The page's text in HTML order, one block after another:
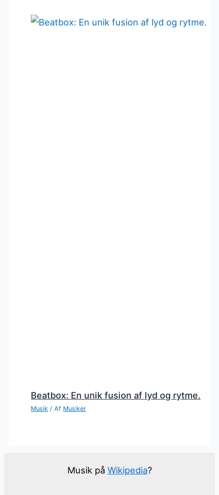
Beatbox: En unik fusion af lyd og rytme.
Musik / Af Musiker
Musik på Wikipedia?